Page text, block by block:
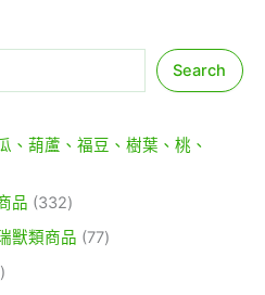
Search
、葫蘆、福豆、樹葉、桃、
品
332
獸類商品
77